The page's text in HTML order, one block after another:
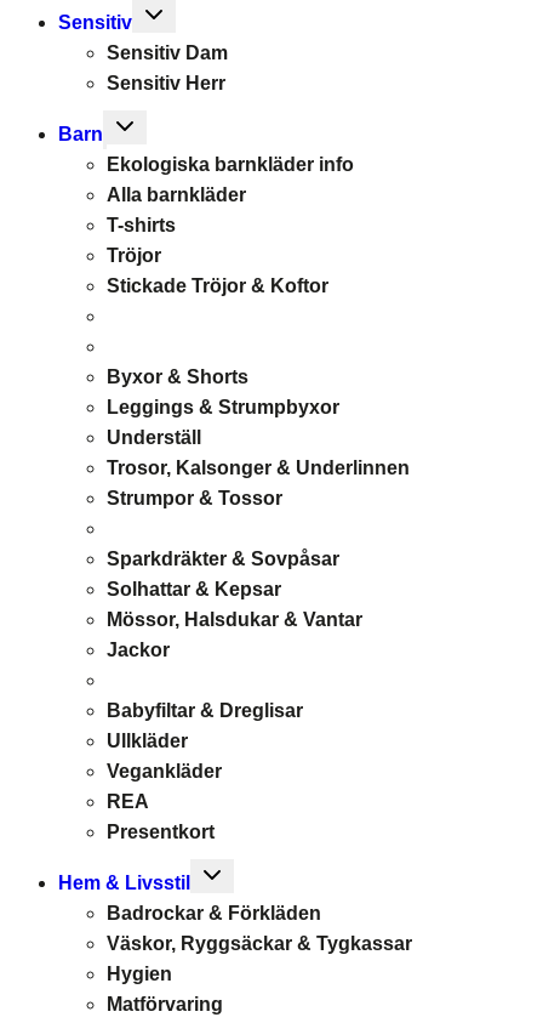
Sensitiv
Toggle
menu
Sensitiv Dam
Sensitiv Herr
Barn
Toggle
menu
Ekologiska barnkläder info
Alla barnkläder
T-shirts
Tröjor
Stickade Tröjor & Koftor
Byxor & Shorts
Leggings & Strumpbyxor
Underställ
Trosor, Kalsonger & Underlinnen
Strumpor & Tossor
Sparkdräkter & Sovpåsar
Solhattar & Kepsar
Mössor, Halsdukar & Vantar
Jackor
Babyfiltar & Dreglisar
Ullkläder
Vegankläder
REA
Presentkort
Hem & Livsstil
Toggle
menu
Badrockar & Förkläden
Väskor, Ryggsäckar & Tygkassar
Hygien
Matförvaring